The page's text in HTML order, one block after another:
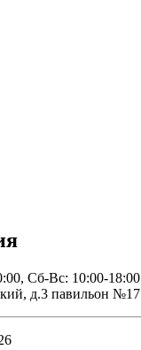
Сб-Вс: 10:00-18:00
д.3 павильон №17